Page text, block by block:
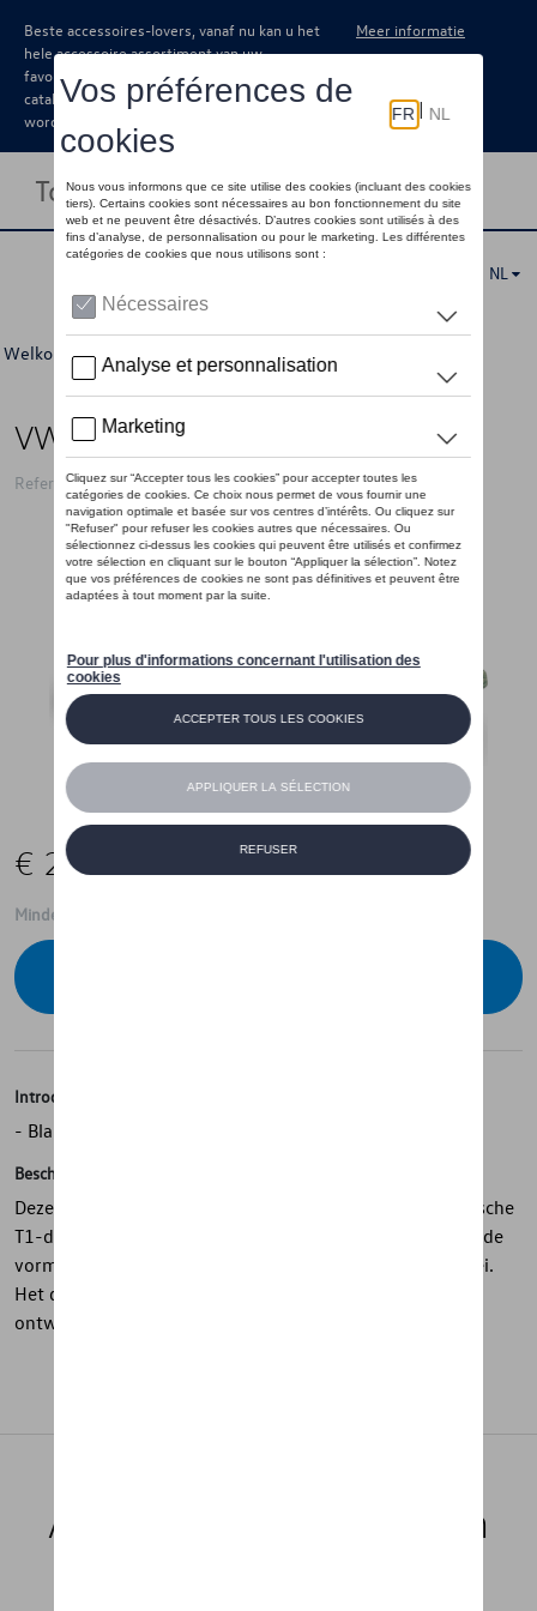
Beste accessoires-lovers, vanaf nu kan u het
hele accessoire assortiment van uw
favoriete merk terugvinden in de online
catalogus. Deze kunnen steeds besteld
worden via uw dealer.
Meer informatie
Toggle navigation
NL
Welkom >Voor u >Accessoires
VW eierdopje T1, blauw
Referentie: 7E9069644
€ 25,00
Minder dan 5 stuks beschikbaar.
Introductie
- Blauw eierdopje met T1-vorm
Beschrijving
Deze eierdop uit de Heritage Collection brengt het iconische
T1-design naar de ontbijttafel. De blauwe eierdop heeft de
vorm van de T1 met een uitsparing in het dak voor het ei.
Het dakrek dient als handige zoutstrooier en maakt het
ontwerp helemaal compleet.
Aanbevolen producten